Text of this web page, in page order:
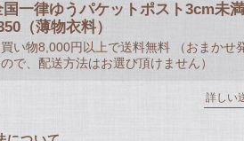
国一律ゆうパケットポスト3cm未
（薄物衣料）
い物8,000円以上で送料無料 （おまかせ
で、配送方法はお選び頂けません）
詳しい